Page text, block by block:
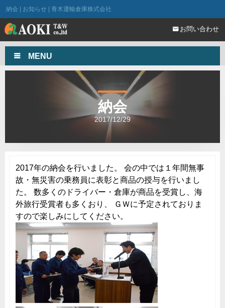
納会 | お知らせ | 青木運輸倉庫株式会社
お問い合わせ
MENU
納会
2017/12/29
2017年の納会を行いました。 会の中では１年間無事
故・無災害の乗務員に表彰と商品の授与を行いまし
た。 数多くのドライバー・倉庫が商品を受賞し、海
外旅行受賞者も多くおり、 ＧＷに予定されておりま
すので楽しみにしてください。